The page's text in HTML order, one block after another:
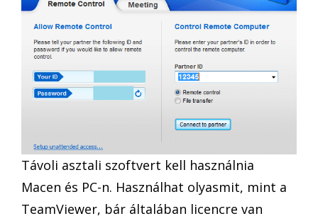
Távoli asztali szoftvert kell használnia
Macen és PC-n. Használhat olyasmit, mint a
TeamViewer, bár általában licencre van